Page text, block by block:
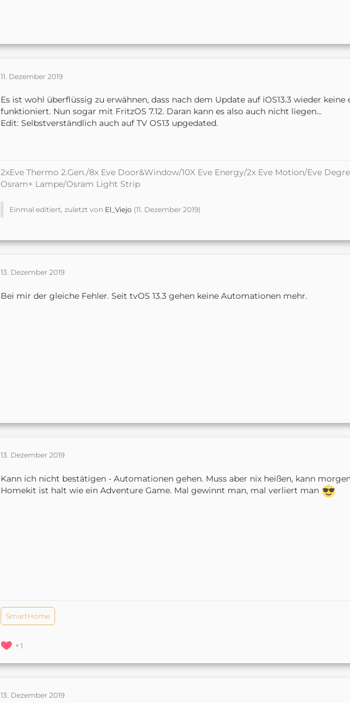
11. Dezember 2019
Es ist wohl überflüssig zu erwähnen, dass nach dem Update auf iOS13.3 wieder
funktioniert. Nun sogar mit FritzOS 7.12. Daran kann es also auch nicht liegen...
Edit: Selbstverständlich auch auf TV OS13 upgedated.
2xEve Thermo 2.Gen./8x Eve Door&Window/10X Eve Energy/2x Eve Motion/Eve
Osram+ Lampe/Osram Light Strip
Einmal editiert, zuletzt von El_Viejo (11. Dezember 2019)
13. Dezember 2019
Bei mir der gleiche Fehler. Seit tvOS 13.3 gehen keine Automationen mehr.
13. Dezember 2019
Kann ich nicht bestätigen - Automationen gehen. Muss aber nix heißen, kann
Homekit ist halt wie ein Adventure Game. Mal gewinnt man, mal verliert man
SmartHome
1
13. Dezember 2019